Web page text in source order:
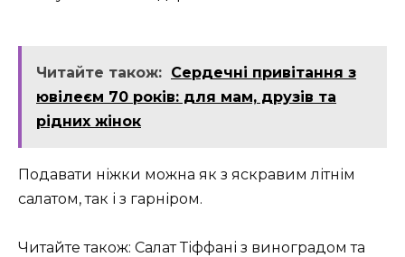
Читайте також: Сердечні привітання з
ювілеєм 70 років: для мам, друзів та
рідних жінок
Подавати ніжки можна як з яскравим літнім
салатом, так і з гарніром.
Читайте також: Салат Тіффані з виноградом та